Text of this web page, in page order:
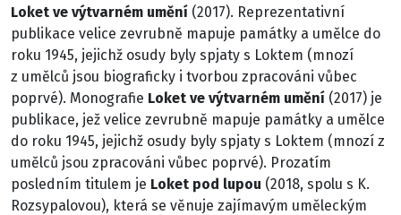
Loket ve výtvarném umění (2017). Reprezentativní
publikace velice zevrubně mapuje památky a umělce do
roku 1945, jejichž osudy byly spjaty s Loktem (mnozí
z umělců jsou biograficky i tvorbou zpracováni vůbec
poprvé). Monografie Loket ve výtvarném umění (2017) je
publikace, jež velice zevrubně mapuje památky a umělce
do roku 1945, jejichž osudy byly spjaty s Loktem (mnozí z
umělců jsou zpracováni vůbec poprvé). Prozatím
posledním titulem je Loket pod lupou (2018, spolu s K.
Rozsypalovou), která se věnuje zajímavým uměleckým